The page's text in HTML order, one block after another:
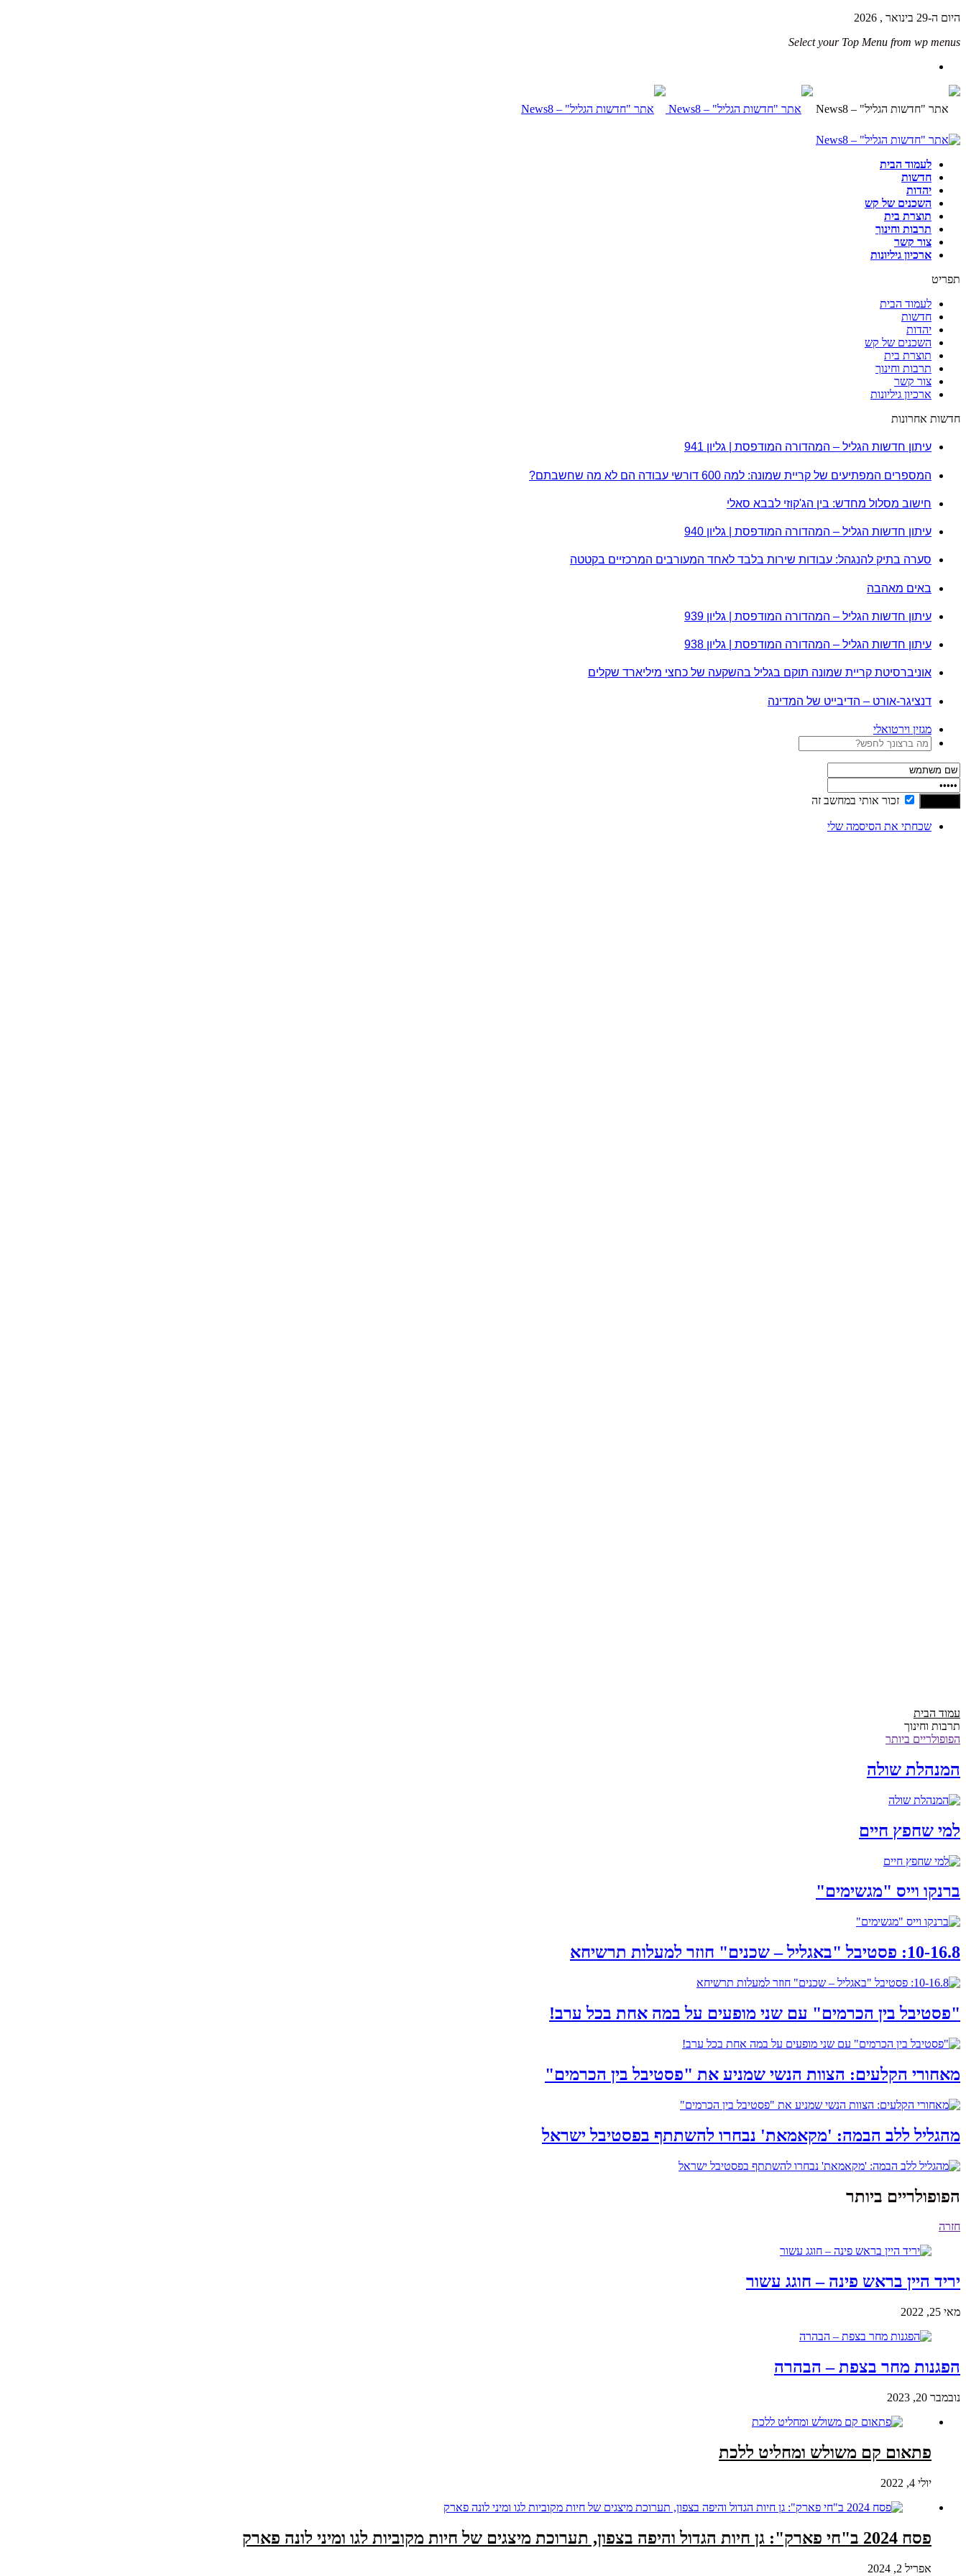
היום ה-29 בינואר , 2026
Select your Top Menu from wp menus
לעמוד הבית
חדשות
יהדות
השכנים של קש
תוצרת בית
תרבות וחינוך
צור קשר
ארכיון גיליונות
תפריט
לעמוד הבית
חדשות
יהדות
השכנים של קש
תוצרת בית
תרבות וחינוך
צור קשר
ארכיון גיליונות
חדשות אחרונות
עיתון חדשות הגליל – המהדורה המודפסת | גליון 941
המספרים המפתיעים של קריית שמונה: למה 600 דורשי עבודה הם לא מה שחשבתם?
חישוב מסלול מחדש: בין הג'קוזי לבבא סאלי
עיתון חדשות הגליל – המהדורה המודפסת | גליון 940
סערה בתיק להנגהל: עבודות שירות בלבד לאחד המעורבים המרכזיים בקטטה
באים מאהבה
עיתון חדשות הגליל – המהדורה המודפסת | גליון 939
עיתון חדשות הגליל – המהדורה המודפסת | גליון 938
אוניברסיטת קריית שמונה תוקם בגליל בהשקעה של כחצי מיליארד שקלים
דנציגר-אורט – הדיבייט של המדינה
מגזין וירטואלי
זכור אותי במחשב זה
שכחתי את הסיסמה שלי
עמוד הבית
תרבות וחינוך
הפופולריים ביותר
המנהלת שולה
למי שחפץ חיים
ברנקו וייס "מגשימים"
10-16.8: פסטיבל "באגליל – שכנים" חוזר למעלות תרשיחא
"פסטיבל בין הכרמים" עם שני מופעים על במה אחת בכל ערב!
מאחורי הקלעים: הצוות הנשי שמניע את "פסטיבל בין הכרמים"
מהגליל ללב הבמה: 'מקאמאת' נבחרו להשתתף בפסטיבל ישראל
הפופולריים ביותר
חזרה
יריד היין בראש פינה – חוגג עשור
מאי 25, 2022
הפגנות מחר בצפת – הבהרה
נובמבר 20, 2023
פתאום קם משולש ומחליט ללכת
יולי 4, 2022
פסח 2024 ב"חי פארק": גן חיות הגדול והיפה בצפון, תערוכת מיצגים של חיות מקוביות לגו ומיני לונה פארק
אפריל 2, 2024